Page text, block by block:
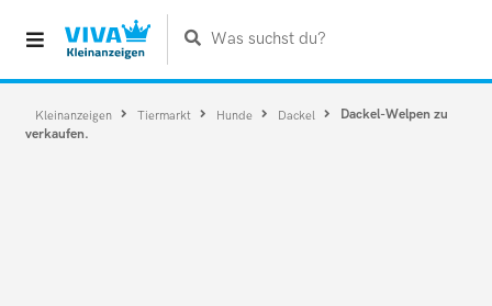
Was suchst du?
Kleinanzeigen Tiermarkt Hunde Dackel
Dackel-Welpen zu
verkaufen.